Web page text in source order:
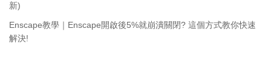
新)
Enscape教學｜Enscape開啟後5%就崩潰關閉? 這個方式教你快速
解決!